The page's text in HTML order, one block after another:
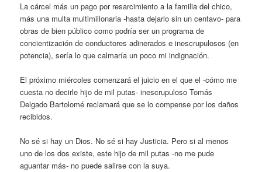
La cárcel más un pago por resarcimiento a la familia del chico,
más una multa multimillonaria -hasta dejarlo sin un centavo- para
obras de bien público como podría ser un programa de
concientización de conductores adinerados e inescrupulosos (en
potencia), sería lo que calmaría un poco mi indignación.
El próximo miércoles comenzará el juicio en el que el -cómo me
cuesta no decirle hijo de mil putas- inescrupuloso Tomás
Delgado Bartolomé reclamará que se lo compense por los daños
recibidos.
No sé si hay un Dios. No sé si hay Justicia. Pero si al menos
uno de los dos existe, este hijo de mil putas -no me pude
aguantar más- no puede salirse con la suya.